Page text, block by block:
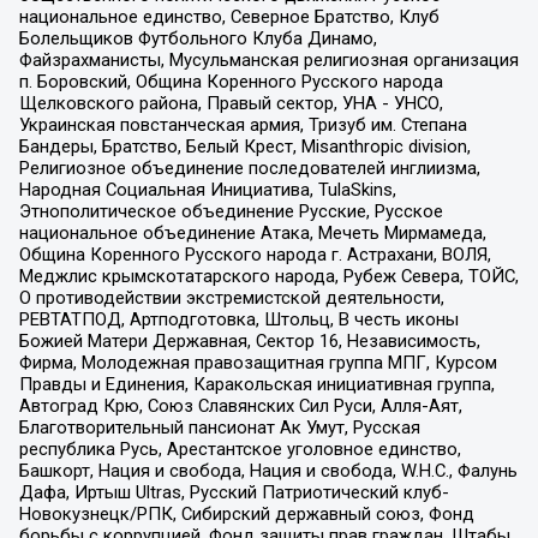
национальное единство, Северное Братство, Клуб
Болельщиков Футбольного Клуба Динамо,
Файзрахманисты, Мусульманская религиозная организация
п. Боровский, Община Коренного Русского народа
Щелковского района, Правый сектор, УНА - УНСО,
Украинская повстанческая армия, Тризуб им. Степана
Бандеры, Братство, Белый Крест, Misanthropic division,
Религиозное объединение последователей инглиизма,
Народная Социальная Инициатива, TulaSkins,
Этнополитическое объединение Русские, Русское
национальное объединение Атака, Мечеть Мирмамеда,
Община Коренного Русского народа г. Астрахани, ВОЛЯ,
Меджлис крымскотатарского народа, Рубеж Севера, ТОЙС,
О противодействии экстремистской деятельности,
РЕВТАТПОД, Артподготовка, Штольц, В честь иконы
Божией Матери Державная, Сектор 16, Независимость,
Фирма, Молодежная правозащитная группа МПГ, Курсом
Правды и Единения, Каракольская инициативная группа,
Автоград Крю, Союз Славянских Сил Руси, Алля-Аят,
Благотворительный пансионат Ак Умут, Русская
республика Русь, Арестантское уголовное единство,
Башкорт, Нация и свобода, Нация и свобода, W.H.С., Фалунь
Дафа, Иртыш Ultras, Русский Патриотический клуб-
Новокузнецк/РПК, Сибирский державный союз, Фонд